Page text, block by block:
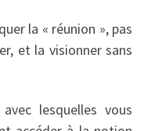
la « réunion », pas
et la visionner sans
lesquelles vous